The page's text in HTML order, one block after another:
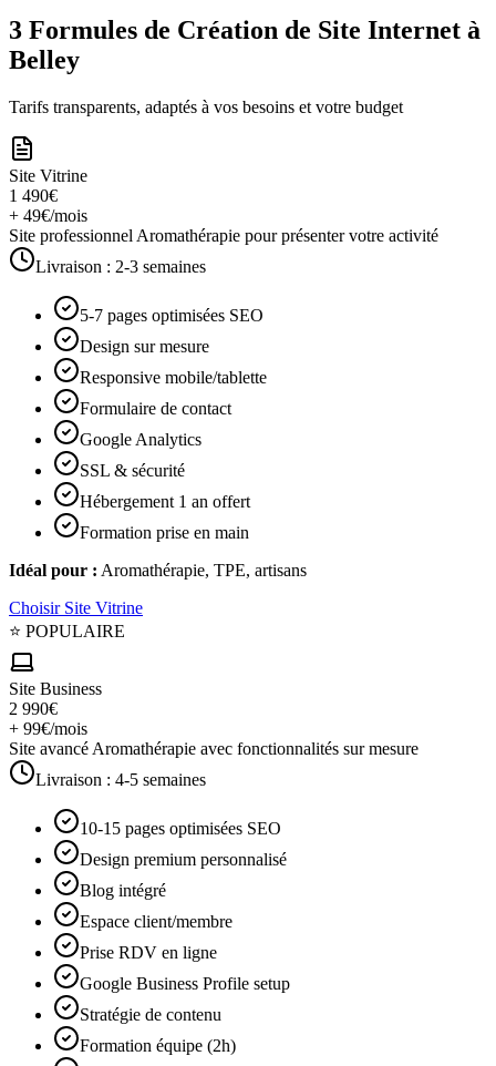
3 Formules de Création de Site Internet à
Belley
Tarifs transparents, adaptés à vos besoins et votre budget
Site Vitrine
1 490€
+ 49€/mois
Site professionnel Aromathérapie pour présenter votre activité
Livraison : 2-3 semaines
5-7 pages optimisées SEO
Design sur mesure
Responsive mobile/tablette
Formulaire de contact
Google Analytics
SSL & sécurité
Hébergement 1 an offert
Formation prise en main
Idéal pour : Aromathérapie, TPE, artisans
Choisir Site Vitrine
⭐ POPULAIRE
Site Business
2 990€
+ 99€/mois
Site avancé Aromathérapie avec fonctionnalités sur mesure
Livraison : 4-5 semaines
10-15 pages optimisées SEO
Design premium personnalisé
Blog intégré
Espace client/membre
Prise RDV en ligne
Google Business Profile setup
Stratégie de contenu
Formation équipe (2h)